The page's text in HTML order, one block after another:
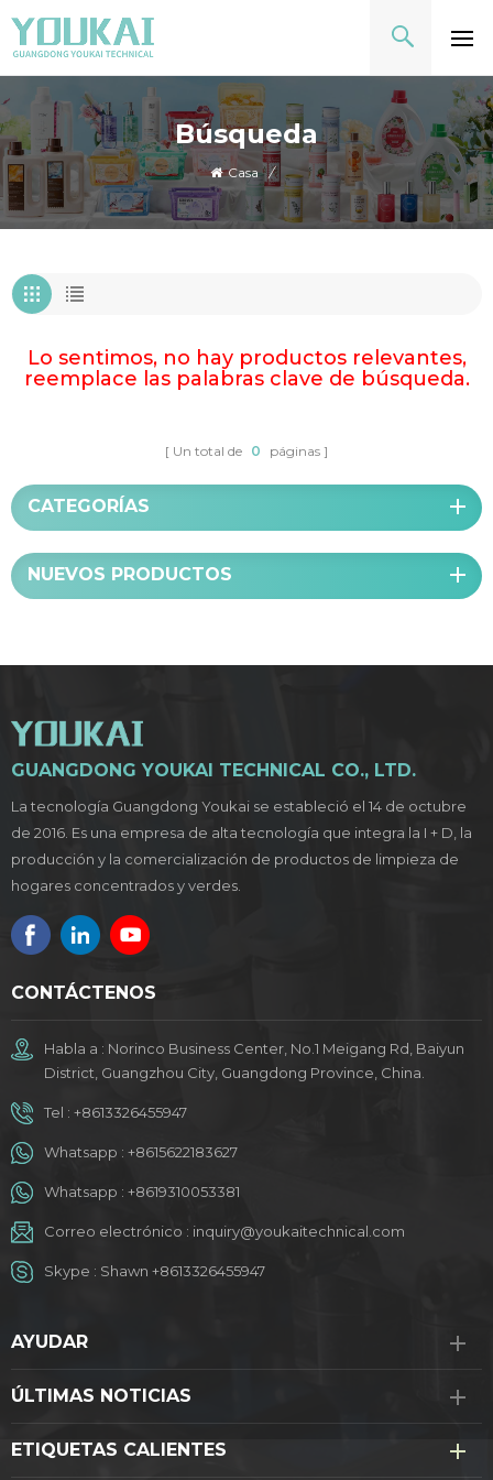
Búsqueda
Casa /
Lo sentimos, no hay productos relevantes,
reemplace las palabras clave de búsqueda.
Un total de 0 páginas
CATEGORÍAS
NUEVOS PRODUCTOS
GUANGDONG YOUKAI TECHNICAL CO., LTD.
La tecnología Guangdong Youkai se estableció el 14 de octubre
de 2016. Es una empresa de alta tecnología que integra la I + D, la
producción y la comercialización de productos de limpieza de
hogares concentrados y verdes.
CONTÁCTENOS
Habla a : Norinco Business Center, No.1 Meigang Rd, Baiyun
District, Guangzhou City, Guangdong Province, China.
Tel : +8613326455947
Whatsapp : +8615622183627
Whatsapp : +8619310053381
Correo electrónico : inquiry@youkaitechnical.com
Skype : Shawn +8613326455947
AYUDAR
ÚLTIMAS NOTICIAS
ETIQUETAS CALIENTES